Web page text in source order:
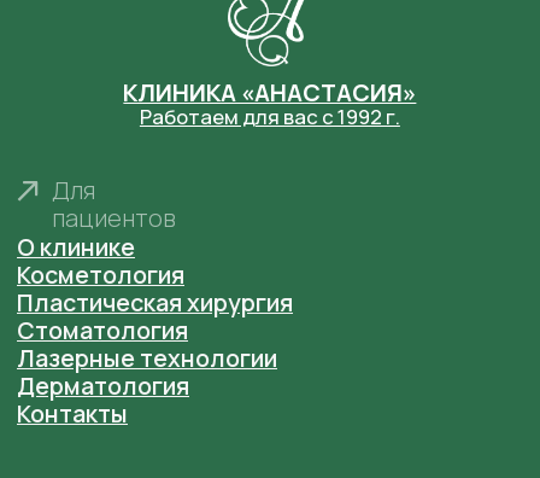
Имеются противопоказания. Необходима
консультация специалиста.
© «Анастасия». Клиника пластической хирургии.
Все права защищены.
Фотографии сотрудников размещены в
соответствии с их согласием на размещение на
сайтеanastaclinic.ru. Третьим лицам запрещено
копировать, распространять и использовать
фотографии с сайта.
февраля 2020 г. выдана Министерством
Здравоохранения Нижегородской области
ООО "Клиника пластической хирургии и
01164-52/00368296 от 18 ноября 2020 г. выдана
Министерством Здравоохранения
Нижегородской области
Основания для размещения изображений